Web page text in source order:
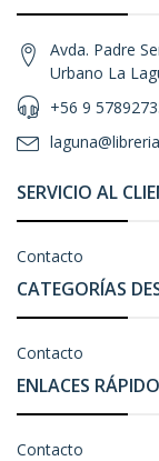
Avda. Padre
Urbano La
+56 9
SERVICIO AL
Contacto
CATEGORÍAS
Contacto
ENLACES
Contacto